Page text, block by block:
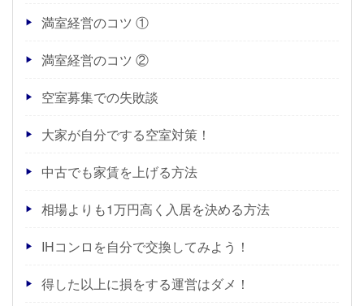
満室経営のコツ ①
満室経営のコツ ②
空室募集での失敗談
大家が自分でする空室対策！
中古でも家賃を上げる方法
相場よりも1万円高く入居を決める方法
IHコンロを自分で交換してみよう！
得した以上に損をする運営はダメ！